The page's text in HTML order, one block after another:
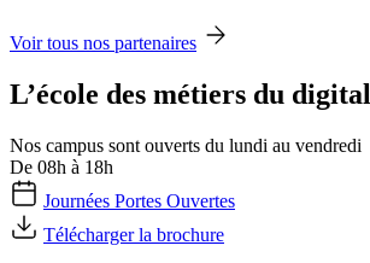
Voir tous nos partenaires
L’école des métiers du digital
Nos campus sont ouverts du lundi au vendredi
De 08h à 18h
Journées Portes Ouvertes
Télécharger la brochure